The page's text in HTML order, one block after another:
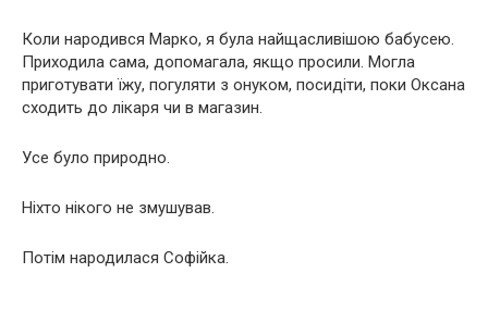
Коли народився Марко, я була найщасливішою бабусею.
Приходила сама, допомагала, якщо просили. Могла
приготувати їжу, погуляти з онуком, посидіти, поки Оксана
сходить до лікаря чи в магазин.
Усе було природно.
Ніхто нікого не змушував.
Потім народилася Софійка.